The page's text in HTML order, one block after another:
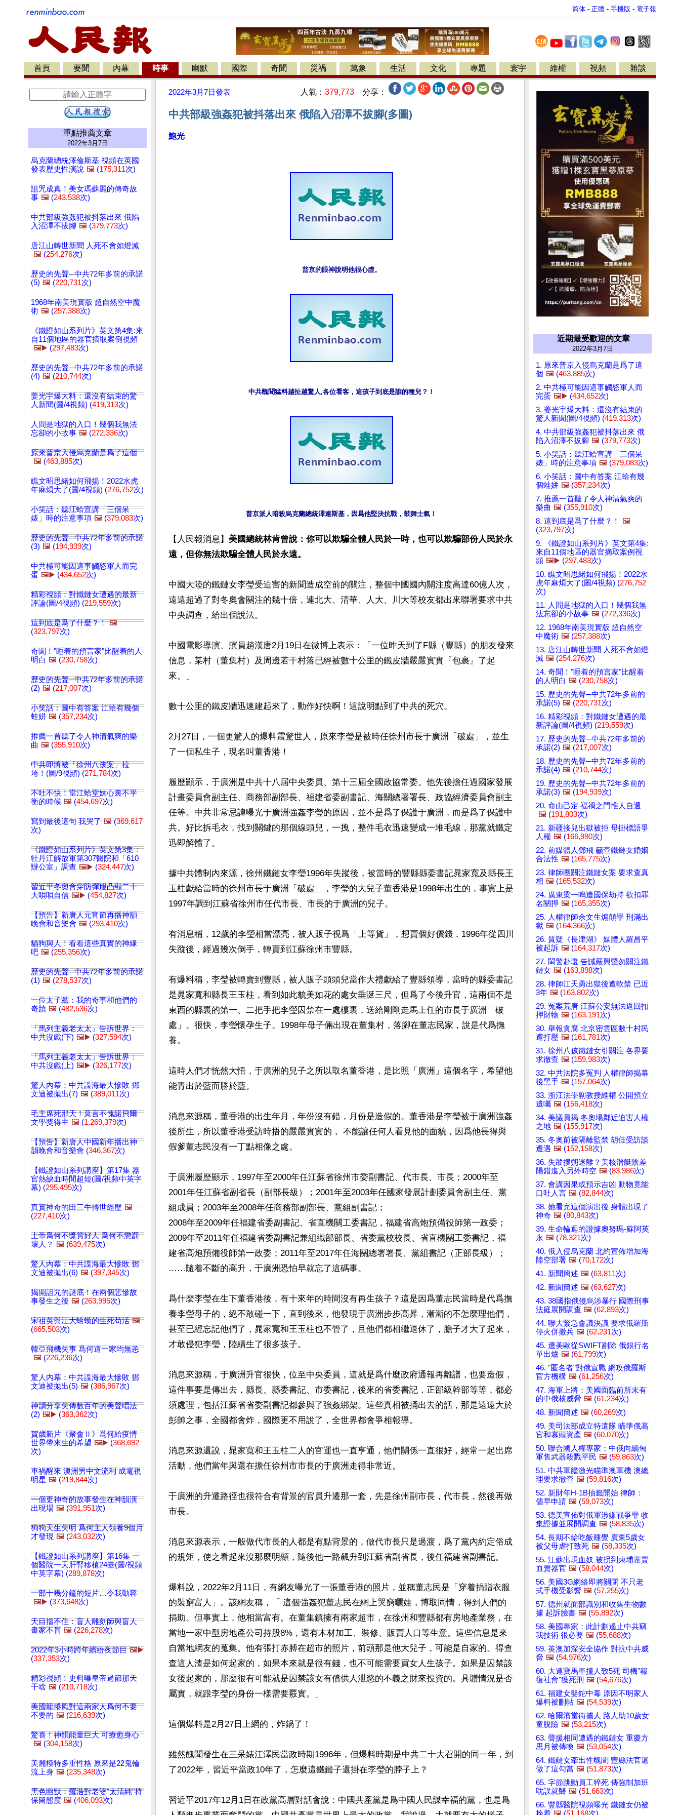
简体 - 正體 - 手機版 - 電子報
首頁 要聞 內幕 時事 幽默 國際 奇聞 災禍 萬象 生活 文化 專題 寰宇 維權 視頻 雜談
重點推薦文章
2022年3月7日
烏克蘭總統澤倫斯基 視頻在英國
發表歷史性演說 🖼️ (175,311次)
詛咒成真！美女瑪蘇麗的傳奇故
事 🖼️ (243,538次)
中共部級強姦犯被抖落出來 俄陷
入沼澤不拔腳 🖼️ (379,773次)
唐江山轉世新聞 人死不會如燈滅
🖼️ (254,276次)
歷史的先聲─中共72年多前的承諾
(5) 🖼️ (220,731次)
1968年南美現實版 超自然空中魔
術 🖼️ (257,388次)
《鐵證如山系列片》英文第4集:來
自11個地區的器官摘取案例視頻
🖼️▶️ (297,483次)
歷史的先聲─中共72年多前的承諾
(4) 🖼️ (210,744次)
姜光宇爆大料：還沒有結束的驚
人新聞(圖/4視頻) (419,313次)
人間是地獄的入口！幾個我無法
忘卻的小故事 🖼️ (272,336次)
原來普京入侵烏克蘭是爲了這個
🖼️ (463,885次)
瞧文昭思緒如何飛揚！2022水虎
年麻煩大了(圖/4視頻) (276,752次)
小笑話：聽江蛤宣講「三個呆
婊」時的注意事項 🖼️ (379,083次)
歷史的先聲─中共72年多前的承諾
(3) 🖼️ (194,939次)
中共極可能因這事觸怒軍人而完
蛋 🖼️▶️ (434,652次)
精彩視頻：對鐵鏈女遭遇的最新
評論(圖/4視頻) (219,559次)
這到底是爲了什麼？！ 🖼️
(323,797次)
奇聞！"睡着的預言家"比醒着的人
明白 🖼️ (230,758次)
歷史的先聲─中共72年多前的承諾
(2) 🖼️ (217,007次)
小笑話：圖中有答案 江蛤有幾個
蛙姘 🖼️ (357,234次)
推薦一首聽了令人神清氣爽的樂
曲 🖼️ (355,910次)
中共即將被「徐州八孩案」拉
垮！(圖/9視頻) (271,784次)
不吐不快！當江蛤堂妹心裏不平
衡的時候 🖼️ (454,697次)
寫到最後這句 我哭了 🖼️(369,617
次)
《鐵證如山系列片》英文第3集：
牡丹江解放軍第307醫院和「610
辦公室」調查 🖼️▶️ (324,447次)
習近平冬奧會穿防彈服凸顯二十
大唄唄自信 🖼️▶️ (454,827次)
【預告】新唐人元宵節再播神韻
晚會和音樂會 🖼️ (293,410次)
貓狗與人！看看這些真實的神緣
吧 🖼️ (255,356次)
歷史的先聲─中共72年多前的承諾
(1) 🖼️ (278,537次)
一位太子黨：我的奇事和他們的
奇蹟 🖼️ (482,536次)
「馬列主義老太太」告訴世界：
中共沒戲(下) 🖼️▶️ (327,594次)
「馬列主義老太太」告訴世界：
中共沒戲(上) 🖼️▶️ (326,177次)
驚人內幕：中共諜海最大慘敗 鄧
文迪被拋出(7) 🖼️ (389,011次)
毛主席死那天！莫言不愧諾貝爾
文學獎得主 🖼️ (1,269,379次)
【預告】新唐人中國新年播出神
韻晚會和音樂會 (346,367次)
【鐵證如山系列講座】第17集 器
官熱缺血時間超短(圖/視頻中英字
幕) (295,495次)
真實神奇的田三牛轉世經歷 🖼️
(227,410次)
上帝爲何不獎賞好人 爲何不懲罰
壞人？ 🖼️ (639,475次)
驚人內幕：中共諜海最大慘敗 鄧
文迪被拋出(6) 🖼️ (397,345次)
揭開詛咒的謎底！在兩個悲慘故
事發生之後 🖼️ (263,995次)
宋祖英與江大蛤蟆的生死苟活 🖼️
(665,503次)
韓亞飛機失事 爲何這一家均無恙
🖼️ (226,236次)
驚人內幕：中共諜海最大慘敗 鄧
文迪被拋出(5) 🖼️ (386,967次)
神韻分享失傳數百年的美聲唱法
(2) 🖼️▶️ (363,362次)
賀歲新片《聚會Ⅱ》爲何給疫情
世界帶來生的希望 🖼️▶️ (368,692
次)
車禍醒來 澳洲男中文流利 成電視
明星 🖼️ (219,844次)
一個更神奇的故事發生在神韻演
出現場 🖼️ (391,951次)
狗狗天生失明 爲何主人領養9個月
才發現 🖼️ (243,032次)
【鐵證如山系列講座】第16集 一
個醫院一天肝腎移植24臺(圖/視頻
中英字幕) (289,878次)
一部十幾分鐘的短片…令我動容
🖼️▶️ (373,648次)
天目擋不住：盲人雕刻師與盲人
畫家不盲 🖼️ (226,278次)
2022年3小時跨年繽紛夜節目 🖼️▶️
(337,353次)
精彩視頻！史料曝皇帝過節那天
干啥 🖼️ (210,718次)
美國龍捲風對這兩家人爲何不要
不要的 🖼️ (216,639次)
驚喜！神韻能量巨大 可療愈身心
🖼️ (304,158次)
美麗模特多重性格 原來是22鬼輪
流上身 🖼️ (235,348次)
黑色幽默：羅浩對老婆"太清純"持
保留態度 🖼️ (406,093次)
2022年3月7日發表 人氣： 379,773 分享：
中共部級強姦犯被抖落出來 俄陷入沼澤不拔腳(多圖)
鮑光
普京的眼神說明他很心虛。
中共醜聞猛料越扯越驚人,各位看客，這孩子到底是誰的種兒？！
普京派人暗殺烏克蘭總統澤連斯基，因爲他堅決抗戰，鼓舞士氣！
【人民報消息】 美國總統林肯曾說：你可以欺騙全體人民於一時，也可以欺騙部份人民於永
遠，但你無法欺騙全體人民於永遠。
中國大陸的鐵鏈女李瑩受迫害的新聞造成空前的關注，整個中國國內關注度高達60億人次，
遠遠超過了對冬奧會關注的幾十倍，連北大、清華、人大、川大等校友都出來聯署要求中共
中央調查，給出個說法。
中國電影導演、演員趙漢唐2月19日在微博上表示：「一位昨天到了F縣（豐縣）的朋友發來
信息，某村（董集村）及周邊若干村落已經被數十公里的鐵皮牆嚴嚴實實『包裹』了起
來。」
數十公里的鐵皮牆迅速建起來了，動作好快啊！這說明點到了中共的死穴。
2月27日，一個更驚人的爆料震驚世人，原來李瑩是被時任徐州市長于廣洲「破處」，並生
了一個私生子，現名叫董香港！
履歷顯示，于廣洲是中共十八屆中央委員、第十三屆全國政協常委。他先後擔任過國家發展
計畫委員會副主任、商務部副部長、福建省委副書記、海關總署署長、政協經濟委員會副主
任等。中共非常忌諱曝光于廣洲強姦李瑩的原因，並不是爲了保護于廣洲，而是爲了保護中
共。好比拆毛衣，找到關鍵的那個線頭兒，一拽，整件毛衣迅速變成一堆毛線，那黨就鐵定
迅即解體了。
據中共體制內來源，徐州鐵鏈女李瑩1996年失蹤後，被當時的豐縣縣委書記晁家寬及縣長王
玉柱獻給當時的徐州市長于廣洲「破處」，李瑩的大兒子董香港是1998年出生的，事實上是
1997年調到江蘇省徐州市任代市長、市長的于廣洲的兒子。
有消息稱，12歲的李瑩相當漂亮，被人販子視爲「上等貨」，想賣個好價錢，1996年從四川
失蹤後，經過幾次倒手，轉賣到江蘇徐州市豐縣。
有爆料稱，李瑩被轉賣到豐縣，被人販子頭頭兒當作大禮獻給了豐縣領導，當時的縣委書記
是晁家寬和縣長王玉柱，看到如此貌美如花的處女垂涎三尺，但爲了今後升官，這兩個不是
東西的縣裏的第一、二把手把李瑩囚禁在一處樓裏，送給剛剛走馬上任的市長于廣洲「破
處」。很快，李瑩懷孕生子。1998年母子倆出現在董集村，落腳在董志民家，說是代爲撫
養。
這時人們才恍然大悟，于廣洲的兒子之所以取名董香港，是比照「廣洲」這個名字，希望他
能青出於藍而勝於藍。
消息來源稱，董香港的出生年月，年份沒有錯，月份是造假的。董香港是李瑩被于廣洲強姦
後所生，所以董香港受訪時捂的嚴嚴實實的， 不能讓任何人看見他的面貌，因爲他長得與
假爹董志民沒有一丁點相像之處。
于廣洲履歷顯示，1997年至2000年任江蘇省徐州市委副書記、代市長、市長；2000年至
2001年任江蘇省副省長（副部長級）；2001年至2003年任國家發展計劃委員會副主任、黨
組成員；2003年至2008年任商務部副部長、黨組副書記；
2008年至2009年任福建省委副書記、省直機關工委書記，福建省高炮預備役師第一政委；
2009年至2011年任福建省委副書記兼組織部部長、省委黨校校長、省直機關工委書記，福
建省高炮預備役師第一政委；2011年至2017年任海關總署署長、黨組書記（正部長級）；
……隨着不斷的高升，于廣洲恐怕早就忘了這碼事。
爲什麼李瑩在生下董香港後，有十來年的時間沒有再生孩子？這是因爲董志民當時是代爲撫
養李瑩母子的，絕不敢碰一下，直到後來，他發現于廣洲步步高昇，漸漸的不怎麼理他們，
甚至已經忘記他們了，晁家寬和王玉柱也不管了，且他們都相繼退休了，膽子才大了起來，
才敢侵犯李瑩，陸續生了很多孩子。
消息來源稱，于廣洲升官很快，位至中央委員，這就是爲什麼政府通報再離譜，也要造假，
這件事要是傳出去，縣長、縣委書記、市委書記，後來的省委書記，正部級幹部等等，都必
須處理，包括江蘇省省委副書記都參與了強姦綁架。這些真相被捅出去的話，那是遠遠大於
彭帥之事，全國都會炸，國際更不用說了，全世界都會爭相報導。
消息來源還說，晁家寬和王玉柱二人的官運也一直亨通，他們關係一直很好，經常一起出席
活動，他們當年與還在擔任徐州市市長的于廣洲走得非常近。
于廣洲的升遷路徑也很符合有背景的官員升遷那一套，先是徐州副市長，代市長，然後再做
市長。
消息來源表示，一般做代市長的人都是有點背景的，做代市長只是過渡，爲了黨內約定俗成
的規矩，使之看起來沒那麼明顯，隨後他一路飆升到江蘇省副省長，後任福建省副書記。
爆料說，2022年2月11日，有網友曝光了一張董香港的照片，並稱董志民是「穿着捐贈衣服
的裝窮富人」。該網友稱，「 這個強姦犯董志民在網上哭窮曬娃，博取同情，得到人們的
捐助。但事實上，他相當富有。在董集鎮擁有兩家超市，在徐州和豐縣都有房地產業務，在
當地一家中型房地產公司持股8%，還有木材加工、裝修、販賣人口等生意。這些信息是來
自當地網友的蒐集。他有張打赤膊在超市的照片，前頭那是他大兒子，可能是自家的。得查
查這人渣是如何起家的，如果本來就是很有錢，也不可能需要買女人生孩子。如果是囚禁該
女後起家的，那麼很有可能就是囚禁該女有償供人泄慾的不義之財來投資的。具體情況是否
屬實，就跟李瑩的身份一樣需要覈實。」
這個爆料是2月27日上網的，炸鍋了！
雖然醜聞發生在三呆婊江澤民當政時期1996年，但爆料時期是中共二十大召開的同一年，到
了2022年，習近平當政10年了，怎麼這鐵鏈子還掛在李瑩的脖子上？
習近平2017年12月1日在政黨高層對話會說：中國共產黨是爲中國人民謀幸福的黨，也是爲
近期最受歡迎的文章
2022年3月7日
1. 原來普京入侵烏克蘭是爲了這
個 🖼️ (463,885次)
2. 中共極可能因這事觸怒軍人而
完蛋 🖼️▶️ (434,652次)
3. 姜光宇爆大料：還沒有結束的
驚人新聞(圖/4視頻) (419,313次)
4. 中共部級強姦犯被抖落出來 俄
陷入沼澤不拔腳 🖼️ (379,773次)
5. 小笑話：聽江蛤宣講「三個呆
婊」時的注意事項 🖼️ (379,083次)
6. 小笑話：圖中有答案 江蛤有幾
個蛙姘 🖼️ (357,234次)
7. 推薦一首聽了令人神清氣爽的
樂曲 🖼️ (355,910次)
8. 這到底是爲了什麼？！
🖼️
(323,797次)
9. 《鐵證如山系列片》英文第4集:
來自11個地區的器官摘取案例視
頻 🖼️▶️ (297,483次)
10. 瞧文昭思緒如何飛揚！2022水
虎年麻煩大了(圖/4視頻) (276,752
次)
11. 人間是地獄的入口！幾個我無
法忘卻的小故事 🖼️ (272,336次)
12. 1968年南美現實版 超自然空
中魔術 🖼️ (257,388次)
13. 唐江山轉世新聞 人死不會如燈
滅 🖼️ (254,276次)
14. 奇聞！"睡着的預言家"比醒着
的人明白 🖼️ (230,758次)
15. 歷史的先聲─中共72年多前的
承諾(5) 🖼️ (220,731次)
16. 精彩視頻：對鐵鏈女遭遇的最
新評論(圖/4視頻) (219,559次)
17. 歷史的先聲─中共72年多前的
承諾(2) 🖼️ (217,007次)
18. 歷史的先聲─中共72年多前的
承諾(4) 🖼️ (210,744次)
19. 歷史的先聲─中共72年多前的
承諾(3) 🖼️ (194,939次)
20. 命由己定 福禍之門惟人自選
🖼️ (191,803次)
21. 新疆接兒出獄被拒 母掛標語爭
人權 🖼️ (166,990次)
22. 前媒體人鄧飛 籲查鐵鏈女婚姻
合法性 🖼️ (165,775次)
23. 律師團關注鐵鏈女案 要求查真
相 🖼️ (165,532次)
24. 廣東梁一鳴遭國保劫持 欲扣罪
名關押 🖼️ (165,355次)
25. 人權律師余文生煽顛罪 刑滿出
獄 🖼️ (164,366次)
26. 質疑《長津湖》 媒體人羅昌平
被起訴 🖼️ (164,317次)
27. 閩警赴瓊 告誡嚴興聲勿關注鐵
鏈女 🖼️ (163,898次)
28. 律師江天勇出獄後遭軟禁 已近
3年 🖼️ (163,802次)
29. 冤案荒唐 江蘇公安無法返回扣
押財物 🖼️ (163,191次)
30. 舉報貪腐 北京密雲區數十村民
遭打壓 🖼️ (161,781次)
31. 徐州八孩鐵鏈女引關注 各界要
求徹查 🖼️ (159,983次)
32. 中共法院多冤判 人權律師揭幕
後黑手 🖼️ (157,064次)
33. 浙江法學副教授維權 公開預立
遺囑 🖼️ (156,418次)
34. 美議員揭 冬奧場鄰近迫害人權
之地 🖼️ (155,917次)
35. 冬奧前被隔離監禁 胡佳受訪談
遭遇 🖼️ (152,158次)
36. 失蹤撲朔迷離？美核潛艇陰差
陽錯進入另外時空 🖼️ (83,986次)
37. 會講因果或預示吉凶 動物竟能
口吐人言 🖼️ (82,844次)
38. 她看完這個演出後 身體出現了
神奇 🖼️ (80,843次)
39. 生命輪迴的證據奧努瑪-蘇阿英
永 🖼️ (78,321次)
40. 俄入侵烏克蘭 北約宣佈增加海
陸空部署 🖼️ (70,172次)
41. 新聞簡述 🖼️ (63,811次)
42. 新聞簡述 🖼️ (63,627次)
43. 38國指俄侵烏涉暴行 國際刑事
法庭展開調查 🖼️ (62,893次)
44. 聯大緊急會議決議 要求俄羅斯
停火併撤兵 🖼️ (62,231次)
45. 遭美歐從SWIFT剔除 俄銀行名
單出爐 🖼️ (61,799次)
46. "匿名者"對俄宣戰 網攻俄羅斯
官方機構 🖼️ (61,256次)
47. 海軍上將：美國面臨前所未有
的中俄核威脅 🖼️ (61,234次)
48. 新聞簡述 🖼️ (60,269次)
49. 美司法部成立特遣隊 瞄準俄高
官和寡頭資產 🖼️ (60,070次)
50. 聯合國人權專家：中俄向緬甸
軍售武器殺戮平民 🖼️ (59,863次)
51. 中共軍艦激光瞄準澳軍機 澳總
理要求徹查 🖼️ (59,816次)
52. 新財年H-1B抽籤開始 律師：
儘早申請 🖼️ (59,073次)
53. 德美宣佈對俄軍涉嫌戰爭罪 收
集證據並展開調查 🖼️ (58,835次)
54. 長期不給吃飯睡覺 廣東5歲女
被父母虐打致死 🖼️ (58,335次)
55. 江蘇出現血奴 被拐到柬埔寨賣
血賣器官 🖼️ (58,044次)
56. 美國3G網絡即將關閉 不只老
式手機受影響 🖼️ (57,255次)
57. 德州就面部識別和收集生物數
據 起訴臉書 🖼️ (55,892次)
58. 美國專家：此計劃遏止中共竊
我技術 很必要 🖼️ (55,688次)
59. 英澳加深安全協作 對抗中共威
脅 🖼️ (54,976次)
60. 大連寶馬車撞人致5死 司機"報
復社會"獲死刑 🖼️ (54,676次)
61. 福建女嬰鉈中毒 原因不明家人
爆料被刪帖 🖼️ (54,539次)
62. 哈爾濱當街擄人 路人助10歲女
童脫險 🖼️ (53,215次)
63. 聲援相同遭遇的鐵鏈女 重慶方
思月被傳喚 🖼️ (53,054次)
64. 鐵鏈女牽出性醜聞 豐縣法官還
做了這勾當 🖼️ (51,873次)
65. 字節跳動員工猝死 傳強制加班
耽誤就醫 🖼️ (51,663次)
66. 豐縣醫院視頻曝光 鐵鏈女仍被
拴着 🖼️ (51,168次)